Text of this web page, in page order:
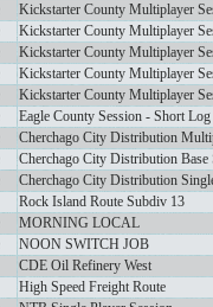
Kickstarter County Multiplayer
Kickstarter County Multiplayer
Kickstarter County Multiplayer
Kickstarter County Multiplayer
Kickstarter County Multiplayer
Eagle County Session - Short
Cherchago City Distribution
Cherchago City Distribution Base
Cherchago City Distribution
Rock Island Route Subdiv 13
MORNING LOCAL
NOON SWITCH JOB
CDE Oil Refinery West
High Speed Freight Route